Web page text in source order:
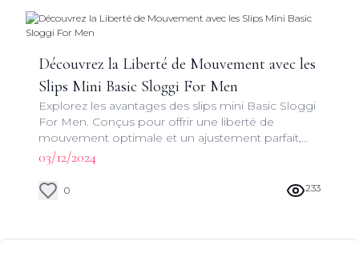
Découvrez la Liberté de Mouvement avec les
Slips Mini Basic Sloggi For Men
Explorez les avantages des slips mini Basic Sloggi
For Men. Conçus pour offrir une liberté de
mouvement optimale et un ajustement parfait,
ces sous-vêtements allient style et fonctionnalité
pour le confort quotidien des hommes
modernes.
03/12/2024
0 233